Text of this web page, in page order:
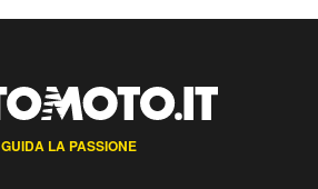
GUIDA LA PASSIONE